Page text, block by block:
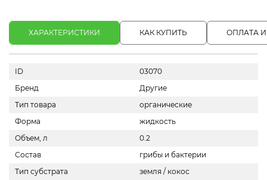
ХАРАКТЕРИСТИКИ КАК КУПИТЬ ОПЛАТА
ID
03070
Бренд
Другие
Тип товара
органические
Форма
жидкость
Объем, л
0.2
Состав
грибы и бактерии
Тип субстрата
земля / кокос